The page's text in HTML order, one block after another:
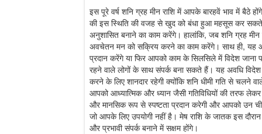
इस पूरे वर्ष शनि ग्रह मीन राशि में आपके बारहवें भाव में बैठे
की इस स्थिति की वजह से खुद को बंधा हुआ महसूस कर
अनुशासित बनाने का काम करेंगे। हालांकि, जब शनि ग्रह
अवचेतन मन को सक्रिय करने का काम करेंगे। साथ ही, यह
प्रदान करेंगे या फिर आपको काम के सिलसिले में विदेश
रहने वाले लोगों के साथ संपर्क बना सकते हैं। यह अवधि विदेश
करने के लिए शानदार रहेगी क्योंकि शनि धीमी गति से चलने
आपको आध्यात्मिक और ध्यान जैसी गतिविधियों की तरफ
और मानसिक रूप से स्पष्टता प्रदान करेगी और आपको उन
जो आपके लिए उपयोगी नहीं है। मेष राशि के जातक इस
और प्रभावी संपर्क बनाने में सक्षम होंगे।